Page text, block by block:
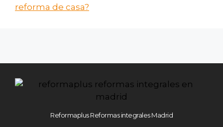
reforma de casa?
Reformaplus Reformas integrales Madrid